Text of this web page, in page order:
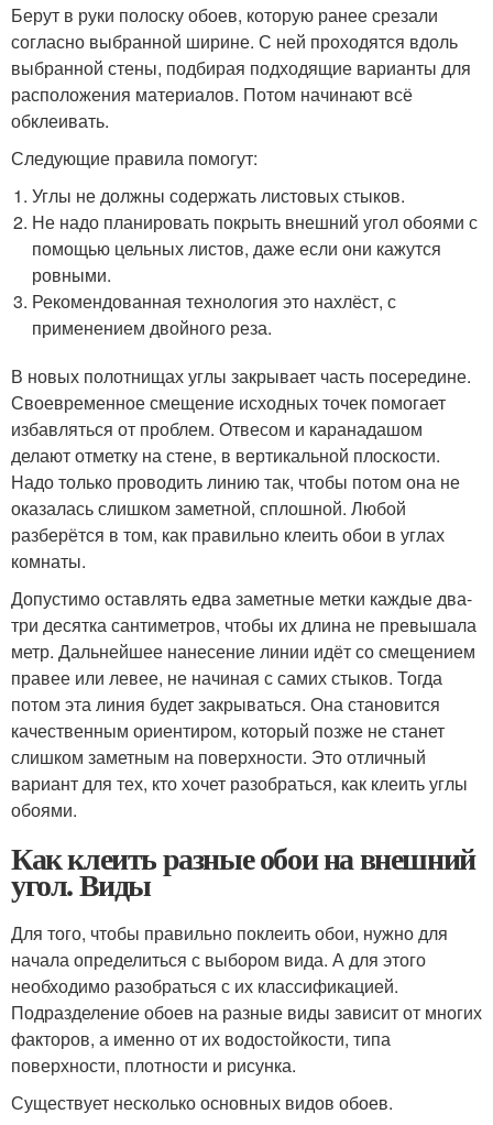
Берут в руки полоску обоев, которую ранее срезали
согласно выбранной ширине. С ней проходятся вдоль
выбранной стены, подбирая подходящие варианты для
расположения материалов. Потом начинают всё
обклеивать.
Следующие правила помогут:
Углы не должны содержать листовых стыков.
Не надо планировать покрыть внешний угол обоями с
помощью цельных листов, даже если они кажутся
ровными.
Рекомендованная технология это нахлёст, с
применением двойного реза.
В новых полотнищах углы закрывает часть посередине.
Своевременное смещение исходных точек помогает
избавляться от проблем. Отвесом и каранадашом
делают отметку на стене, в вертикальной плоскости.
Надо только проводить линию так, чтобы потом она не
оказалась слишком заметной, сплошной. Любой
разберётся в том, как правильно клеить обои в углах
комнаты.
Допустимо оставлять едва заметные метки каждые два-
три десятка сантиметров, чтобы их длина не превышала
метр. Дальнейшее нанесение линии идёт со смещением
правее или левее, не начиная с самих стыков. Тогда
потом эта линия будет закрываться. Она становится
качественным ориентиром, который позже не станет
слишком заметным на поверхности. Это отличный
вариант для тех, кто хочет разобраться, как клеить углы
обоями.
Как клеить разные обои на внешний
угол. Виды
Для того, чтобы правильно поклеить обои, нужно для
начала определиться с выбором вида. А для этого
необходимо разобраться с их классификацией.
Подразделение обоев на разные виды зависит от многих
факторов, а именно от их водостойкости, типа
поверхности, плотности и рисунка.
Существует несколько основных видов обоев.